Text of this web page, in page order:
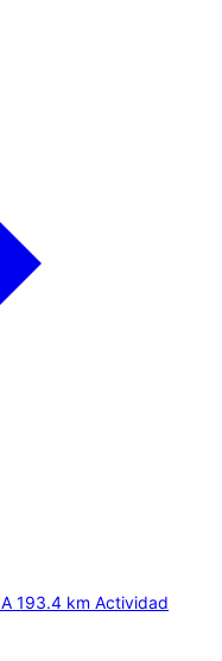
A 193.4 km Actividad